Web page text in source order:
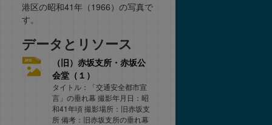
港区の昭和41年（1966）の写真で
す。
データとリソース
（旧）赤坂支所・赤坂公
会堂（１）
タイトル：「交通安全都市宣
言」の垂れ幕 撮影年月日：昭
和41年頃 撮影場所：旧赤坂支
所 備考：旧赤坂支所の垂れ幕